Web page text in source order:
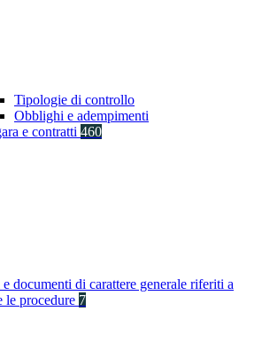
Tipologie di controllo
Obblighi e adempimenti
e contratti 460
documenti di carattere generale riferiti a
le procedure 7